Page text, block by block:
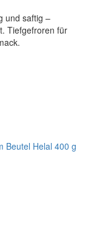
und saftig –
Tiefgefroren für
Beutel Helal 400 g